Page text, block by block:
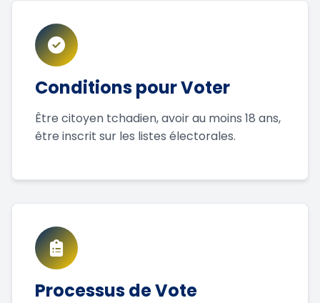
Conditions pour Voter
Être citoyen tchadien, avoir au moins 18 ans,
être inscrit sur les listes électorales.
Processus de Vote